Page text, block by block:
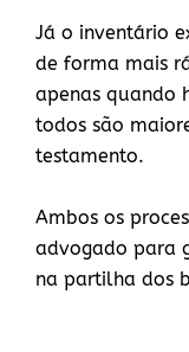
Já o inventário
de forma mais
apenas quando
todos são
testamento.
Ambos os
advogado para
na partilha dos